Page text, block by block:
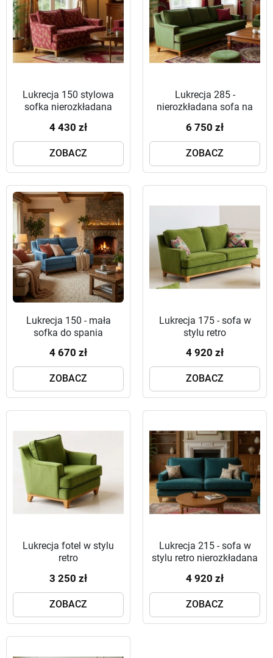
Lukrecja 150 stylowa
sofka nierozkładana
4 430 zł
ZOBACZ
Lukrecja 285 -
nierozkładana sofa na
drewna
6 750 zł
ZOBACZ
Lukrecja 150 - mała
sofka do spania
4 670 zł
ZOBACZ
Lukrecja 175 - sofa w
stylu retro
4 920 zł
ZOBACZ
Lukrecja fotel w stylu
retro
3 250 zł
ZOBACZ
Lukrecja 215 - sofa w
stylu retro nierozkładana
4 920 zł
ZOBACZ